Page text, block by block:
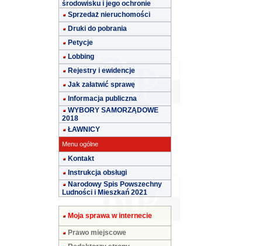
środowisku i jego ochronie
Sprzedaż nieruchomości
Druki do pobrania
Petycje
Lobbing
Rejestry i ewidencje
Jak załatwić sprawę
Informacja publiczna
WYBORY SAMORZĄDOWE
2018
ŁAWNICY
Menu ogólne
Kontakt
Instrukcja obsługi
Narodowy Spis Powszechny
Ludności i Mieszkań 2021
Moja sprawa w internecie
Prawo miejscowe